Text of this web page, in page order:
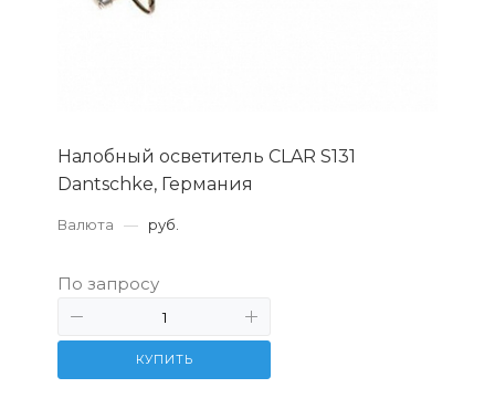
Налобный осветитель CLAR S131
Dantschke, Германия
Валюта — руб.
По запросу
КУПИТЬ